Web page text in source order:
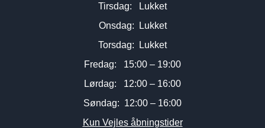
Tirsdag: Lukket
Onsdag: Lukket
Torsdag: Lukket
Fredag: 15:00 – 19:00
Lørdag: 12:00 – 16:00
Søndag: 12:00 – 16:00
Kun Vejles åbningstider